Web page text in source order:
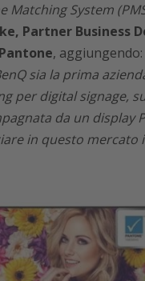
Matching System
Partner Business
, aggiungendo:
sia la prima
per digital signage,
da un display
in questo mercato